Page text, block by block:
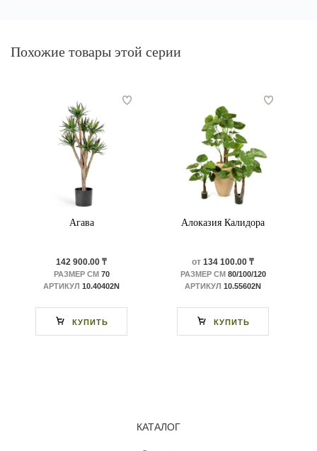
Похожие товары этой серии
Агава
142 900.00 ₸
РАЗМЕР СМ70
АРТИКУЛ 10.40402N
КУПИТЬ
Алоказия Калидора
от 134 100.00 ₸
РАЗМЕР СМ80/100/120
АРТИКУЛ 10.55602N
КУПИТЬ
КАТАЛОГ